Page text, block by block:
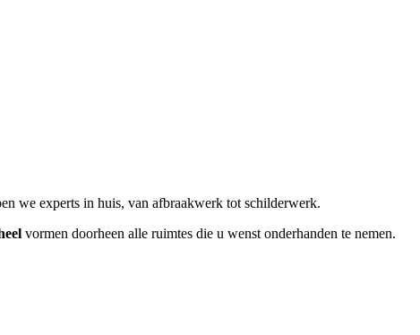
we experts in huis, van afbraakwerk tot schilderwerk.
vormen doorheen alle ruimtes die u wenst onderhanden te nemen.